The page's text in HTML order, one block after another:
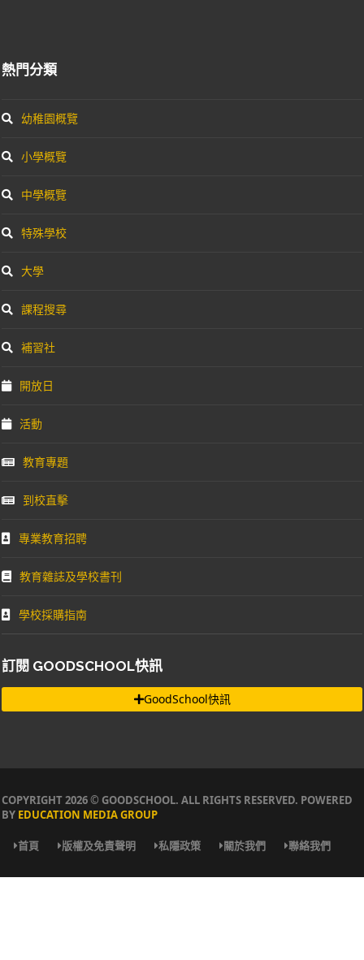
熱門分類
幼稚園概覽
小學概覽
中學概覽
特殊學校
大學
課程搜尋
補習社
開放日
活動
教育專題
到校直擊
專業教育招聘
教育雜誌及學校書刊
學校採購指南
訂閱 GOODSCHOOL快訊
GoodSchool快訊
COPYRIGHT 2026 © GOODSCHOOL. ALL RIGHTS RESERVED. POWERED
BY EDUCATION MEDIA GROUP
首頁 版權及免責聲明 私隱政策 關於我們 聯絡我們